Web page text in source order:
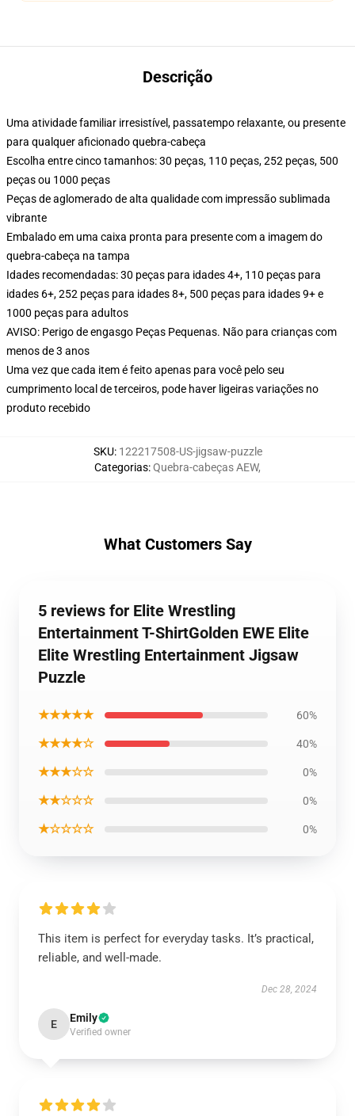
Descrição
Uma atividade familiar irresistível, passatempo relaxante, ou presente
para qualquer aficionado quebra-cabeça
Escolha entre cinco tamanhos: 30 peças, 110 peças, 252 peças, 500
peças ou 1000 peças
Peças de aglomerado de alta qualidade com impressão sublimada
vibrante
Embalado em uma caixa pronta para presente com a imagem do
quebra-cabeça na tampa
Idades recomendadas: 30 peças para idades 4+, 110 peças para
idades 6+, 252 peças para idades 8+, 500 peças para idades 9+ e
1000 peças para adultos
AVISO: Perigo de engasgo Peças Pequenas. Não para crianças com
menos de 3 anos
Uma vez que cada item é feito apenas para você pelo seu
cumprimento local de terceiros, pode haver ligeiras variações no
produto recebido
SKU: 122217508-US-jigsaw-puzzle
Categorias:Quebra-cabeças AEW,
What Customers Say
5 reviews for Elite Wrestling
Entertainment T-ShirtGolden EWE Elite
Elite Wrestling Entertainment Jigsaw
Puzzle
★★★★★ 60%
★★★★☆ 40%
★★★☆☆ 0%
★★☆☆☆ 0%
★☆☆☆☆ 0%
This item is perfect for everyday tasks. It’s practical,
reliable, and well-made.
Dec 28, 2024
E Emily
Verified owner